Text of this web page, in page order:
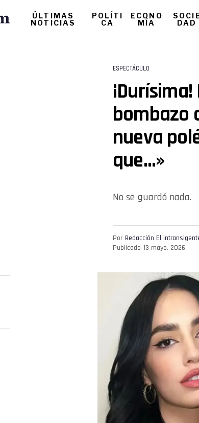
ÚLTIMAS
NOTICIAS
POLÍTI
CA
ECONO
MÍA
DAD
ESPECTÁCULO
bombazo
nueva
que…»
No se guardó nada.
Por Redacción El
Publicado 13 mayo, 2026